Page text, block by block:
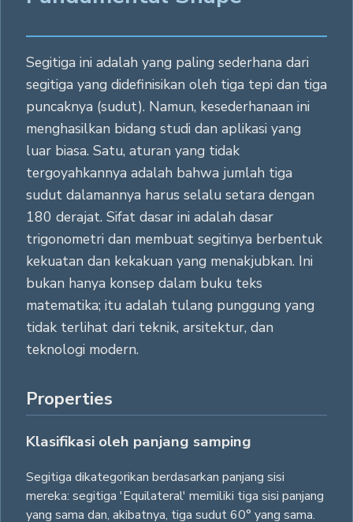
Segitiga ini adalah yang paling sederhana dari
segitiga yang didefinisikan oleh tiga tepi dan tiga
puncaknya (sudut). Namun, kesederhanaan ini
menghasilkan bidang studi dan aplikasi yang
luar biasa. Satu, aturan yang tidak
tergoyahkannya adalah bahwa jumlah tiga
sudut dalamannya harus selalu setara dengan
180 derajat. Sifat dasar ini adalah dasar
trigonometri dan membuat segitinya berbentuk
kekuatan dan kekakuan yang menakjubkan. Ini
bukan hanya konsep dalam buku teks
matematika; itu adalah tulang punggung yang
tidak terlihat dari teknik, arsitektur, dan
teknologi modern.
Properties
Klasifikasi oleh panjang samping
Segitiga dikategorikan berdasarkan panjang sisi
mereka: segitiga 'Equilateral' memiliki tiga sisi panjang
yang sama dan, akibatnya, tiga sudut 60° yang sama.